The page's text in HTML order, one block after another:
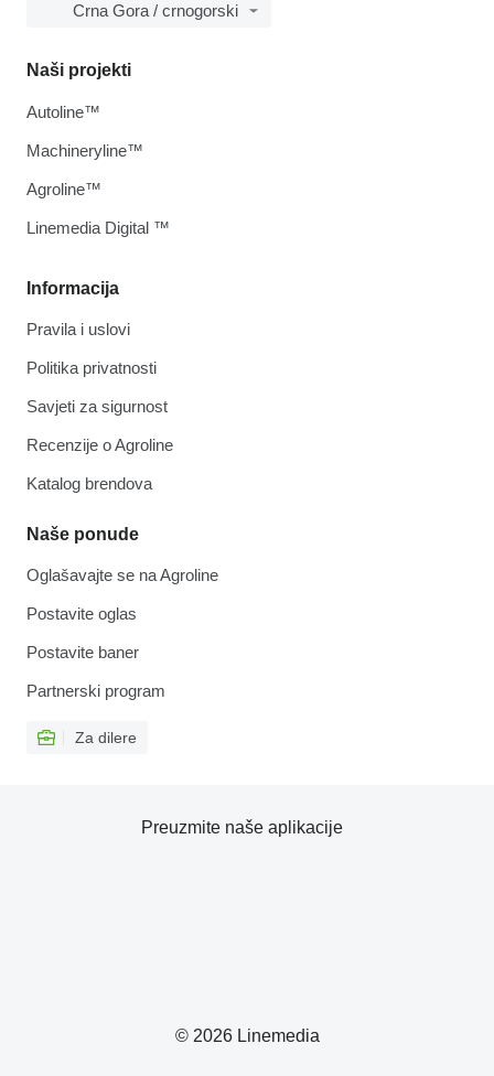
Crna Gora / crnogorski
Informacija
Pravila i uslovi
Politika privatnosti
Savjeti za sigurnost
Recenzije o Agroline
Katalog brendova
Naše ponude
Oglašavajte se na Agroline
Postavite oglas
Postavite baner
Partnerski program
Za dilere
Naši projekti
Autoline™
Machineryline™
Agroline™
Linemedia Digital ™
© 2026 Linemedia
Preuzmite naše aplikacije